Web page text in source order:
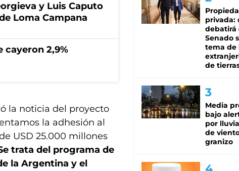
y Luis Caputo
Loma Campana
cayeron 2,9%
la noticia del proyecto
la adhesión al
USD 25.000 millones
trata del programa de
la Argentina y el
privada:
debatirá
Senado
tema de
de
Media
bajo
por
de
granizo